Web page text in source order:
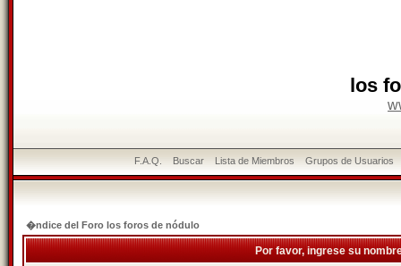
los
F.A.Q. Buscar Lista de Miembros Grupos de Usuarios
�ndice del Foro los foros de nódulo
Por favor, ingrese su